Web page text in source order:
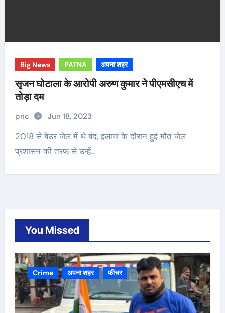
Big News PATNA अपना शहर
सृजन घोटाला के आरोपी अरुण कुमार ने पीएमसीएच में
तोड़ा दम
pnc Jun 18, 2023
2018 से बेउर जेल में थे बंद, इलाज के दौरान हुई मौत जेल
प्रशासन की तरफ से उन्हें…
You Missed
Crime अपना शहर फीचर